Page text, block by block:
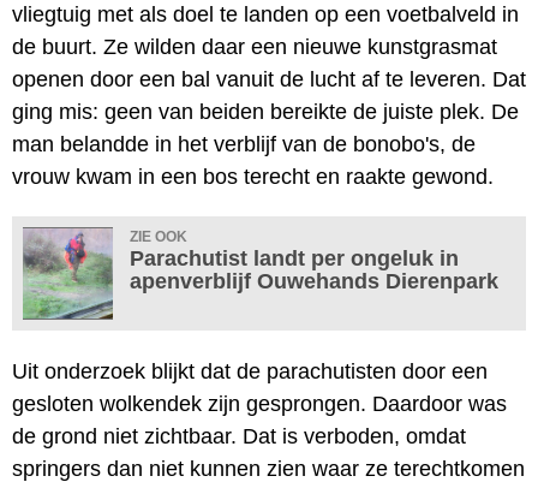
vliegtuig met als doel te landen op een voetbalveld in
de buurt. Ze wilden daar een nieuwe kunstgrasmat
openen door een bal vanuit de lucht af te leveren. Dat
ging mis: geen van beiden bereikte de juiste plek. De
man belandde in het verblijf van de bonobo's, de
vrouw kwam in een bos terecht en raakte gewond.
ZIE OOK
Parachutist landt per ongeluk in
apenverblijf Ouwehands Dierenpark
Uit onderzoek blijkt dat de parachutisten door een
gesloten wolkendek zijn gesprongen. Daardoor was
de grond niet zichtbaar. Dat is verboden, omdat
springers dan niet kunnen zien waar ze terechtkomen